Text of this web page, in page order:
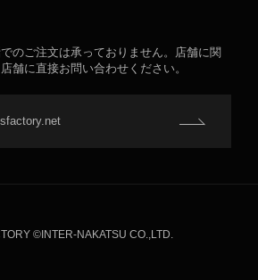
のご注文は承っておりません。店舗に関
舗に直接お問い合わせください。
©INTER-NAKATSU CO.,LTD.